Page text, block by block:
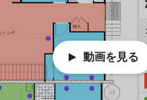
動画を見る